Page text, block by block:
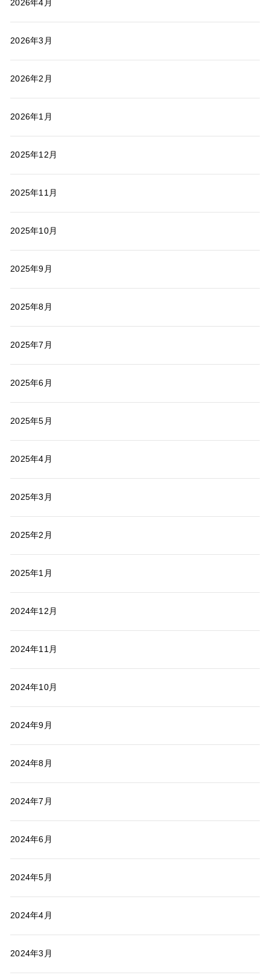
2026年4月
2026年3月
2026年2月
2026年1月
2025年12月
2025年11月
2025年10月
2025年9月
2025年8月
2025年7月
2025年6月
2025年5月
2025年4月
2025年3月
2025年2月
2025年1月
2024年12月
2024年11月
2024年10月
2024年9月
2024年8月
2024年7月
2024年6月
2024年5月
2024年4月
2024年3月